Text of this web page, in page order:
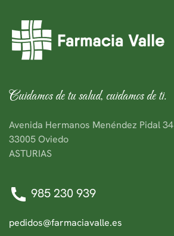
Cuidamos de tu salud, cuidamos de ti.
Avenida Hermanos Menéndez Pidal 34
33005 Oviedo
ASTURIAS
985 230 939
pedidos@farmaciavalle.es